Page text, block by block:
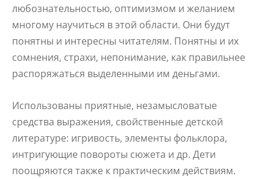
любознательностью, оптимизмом и желанием
многому научиться в этой области. Они будут
понятны и интересны читателям. Понятны и их
сомнения, страхи, непонимание, как правильнее
распоряжаться выделенными им деньгами.
Использованы приятные, незамысловатые
средства выражения, свойственные детской
литературе: игривость, элементы фольклора,
интригующие повороты сюжета и др. Дети
поощряются также к практическим действиям.